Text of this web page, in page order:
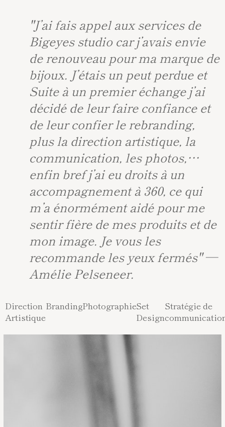
"J’ai fais appel aux services de
Bigeyes studio car j’avais envie
de renouveau pour ma marque de
bijoux. J’étais un peut perdue et
Suite à un premier échange j’ai
décidé de leur faire confiance et
de leur confier le rebranding,
plus la direction artistique, la
communication, les photos,…
enfin bref j’ai eu droits à un
accompagnement à 360, ce qui
m’a énormément aidé pour me
sentir fière de mes produits et de
mon image. Je vous les
recommande les yeux fermés" —
Amélie Pelseneer.
Direction
Artistique
BrandingPhotographieSet
Design
Stratégie de